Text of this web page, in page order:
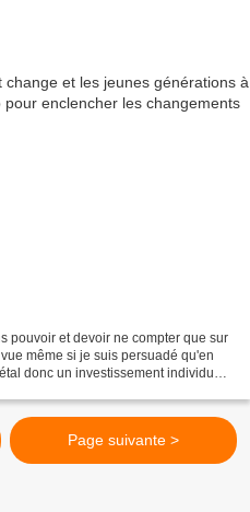
pouvoir et devoir ne compter que sur
même si je suis persuadé qu'en
donc un investissement individuel
Page suivante >